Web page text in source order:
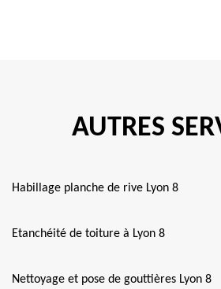
AUTRES
Habillage planche de rive Lyon 8
Etanchéité de toiture à Lyon 8
Nettoyage et pose de gouttières Lyon 8